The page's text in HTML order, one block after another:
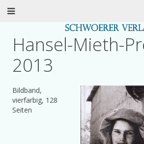
Hansel-Mieth-
2013
Bildband,
vierfarbig, 128
Seiten